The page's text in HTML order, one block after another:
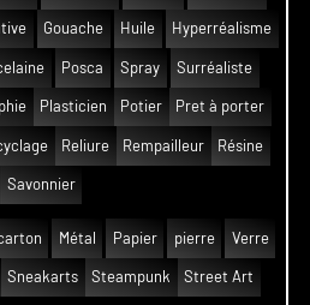
Gouache Huile Hyperréalisme
Posca Spray Surréaliste
Plasticien Potier Pret à porter
Reliure Rempailleur Résine
Savonnier
Métal Papier pierre Verre
Sneakarts Steampunk Street Art